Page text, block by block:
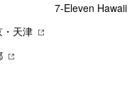
7‐Eleven Hawaii
・天津